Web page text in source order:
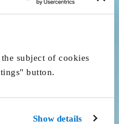
subject of cookies
button.
Show details